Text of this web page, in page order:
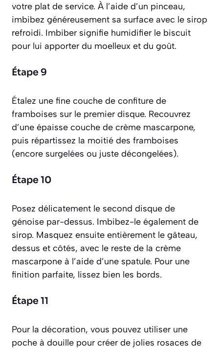
votre plat de service. À l’aide d’un pinceau,
imbibez généreusement sa surface avec le sirop
refroidi. Imbiber signifie humidifier le biscuit
pour lui apporter du moelleux et du goût.
Étape 9
Étalez une fine couche de confiture de
framboises sur le premier disque. Recouvrez
d’une épaisse couche de crème mascarpone,
puis répartissez la moitié des framboises
(encore surgelées ou juste décongelées).
Étape 10
Posez délicatement le second disque de
génoise par-dessus. Imbibez-le également de
sirop. Masquez ensuite entièrement le gâteau,
dessus et côtés, avec le reste de la crème
mascarpone à l’aide d’une spatule. Pour une
finition parfaite, lissez bien les bords.
Étape 11
Pour la décoration, vous pouvez utiliser une
poche à douille pour créer de jolies rosaces de